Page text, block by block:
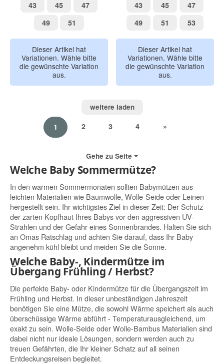
4343 4545 4747
4949 51
Dieser Artikel hat
Variationen. Wähle bitte
die gewünschte Variation
aus.
4343 4545 4747
4949 51 5353
Dieser Artikel hat
Variationen. Wähle bitte
die gewünschte Variation
aus.
weitere laden
1 2 3 4 »
Gehe zu Seite
Welche Baby Sommermütze?
In den warmen Sommermonaten sollten Babymützen aus
leichten Materialien wie Baumwolle, Wolle-Seide oder Leinen
hergestellt sein. Ihr wichtigstes Ziel in dieser Zeit: Der Schutz
der zarten Kopfhaut Ihres Babys vor den aggressiven UV-
Strahlen und der Gefahr eines Sonnenbrandes. Halten Sie sich
an Omas Ratschlag und achten Sie darauf, dass Ihr Baby
angenehm kühl bleibt und meiden Sie die Sonne.
Welche Baby-, Kindermütze im
Übergang Frühling / Herbst?
Die perfekte Baby- oder Kindermütze für die Übergangszeit im
Frühling und Herbst. In dieser unbeständigen Jahreszeit
benötigen Sie eine Mütze, die sowohl Wärme speichert als auch
überschüssige Wärme abführt - Temperaturausgleichend, um
exakt zu sein. Wolle-Seide oder Wolle-Bambus Materialien sind
dabei nicht nur ideale Lösungen, sondern werden auch zu
treuen Gefährten, die Ihr kleiner Schatz auf all seinen
Entdeckungsreisen begleitet.